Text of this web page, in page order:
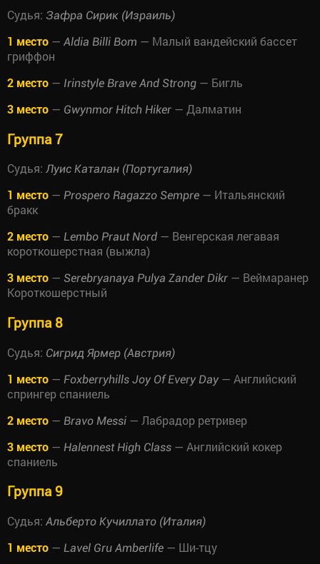
Судья: Зафра Сирик (Израиль)
1 место — Aldia Billi Bom — Малый вандейский бассет
гриффон
2 место — Irinstyle Brave And Strong — Бигль
3 место — Gwynmor Hitch Hiker — Далматин
Группа 7
Судья: Луис Каталан (Португалия)
1 место — Prospero Ragazzo Sempre — Итальянский
бракк
2 место — Lembo Praut Nord — Венгерская легавая
короткошерстная (выжла)
3 место — Serebryanaya Pulya Zander Dikr — Веймаранер
Короткошерстный
Группа 8
Судья: Сигрид Ярмер (Австрия)
1 место — Foxberryhills Joy Of Every Day — Английский
спрингер спаниель
2 место — Bravo Messi — Лабрадор ретривер
3 место — Halennest High Class — Английский кокер
спаниель
Группа 9
Судья: Альберто Кучиллато (Италия)
1 место — Lavel Gru Amberlife — Ши-тцу